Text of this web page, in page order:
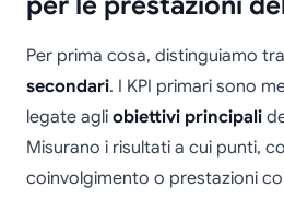
Per prima cosa, distinguiamo tra
secondari. I KPI primari sono
legate agli obiettivi principali
Misurano i risultati a cui punti,
coinvolgimento o prestazioni